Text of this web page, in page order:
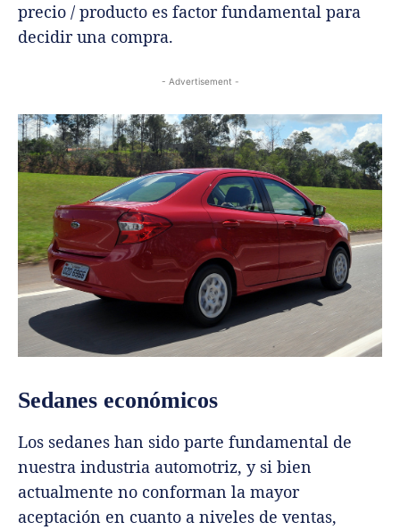
precio / producto es factor fundamental para
decidir una compra.
- Advertisement -
Sedanes económicos
Los sedanes han sido parte fundamental de
nuestra industria automotriz, y si bien
actualmente no conforman la mayor
aceptación en cuanto a niveles de ventas,